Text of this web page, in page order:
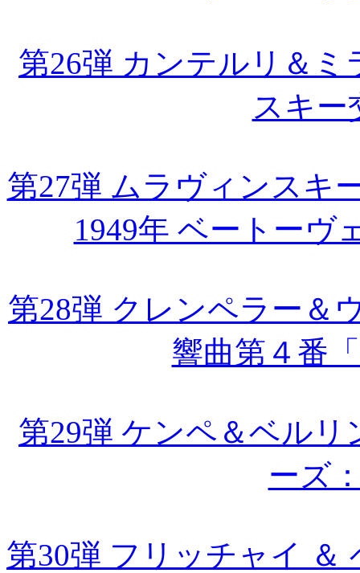
第26弾 カンテルリ＆
スキー
第27弾 ムラヴィンス
1949年 ベートーヴ
第28弾 クレンペラー＆
響曲第４番
第29弾 ケンペ＆ベルリ
ーズ
第30弾 フリッチャイ ＆